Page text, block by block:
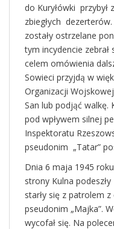
do Kuryłówki przybył
zbiegłych
zostały ostrzelane
tym incydencie zebrał
celem omówienia
Sowieci przyjdą w
Organizacji
San lub podjąć walkę.
pod wpływem silnej
Inspektoratu
pseudonim „Tatar”
Dnia 6 maja 1945
strony Kulna
starły się z patrolem z
pseudonim „Majka”.
wycofał się. Na